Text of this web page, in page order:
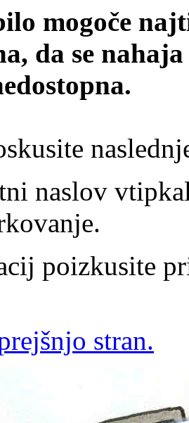
mogoče
da se
naslov
poizkusite
stran.